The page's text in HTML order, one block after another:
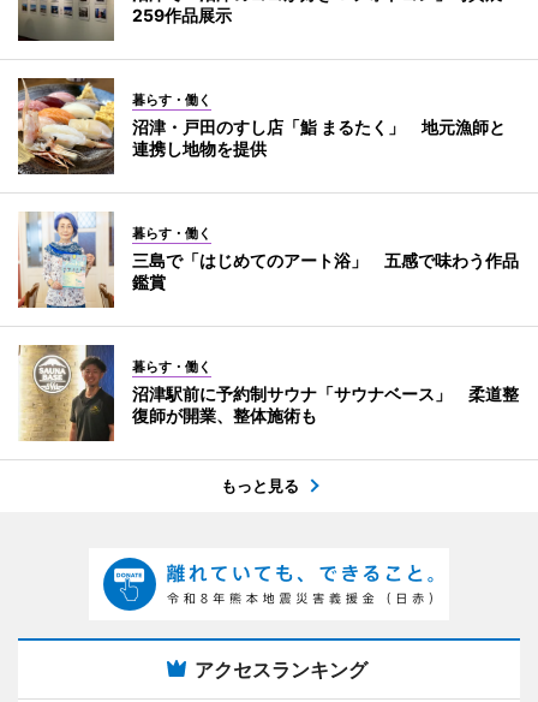
259作品展示
暮らす・働く
沼津・戸田のすし店「鮨 まるたく」 地元漁師と
連携し地物を提供
暮らす・働く
三島で「はじめてのアート浴」 五感で味わう作品
鑑賞
暮らす・働く
沼津駅前に予約制サウナ「サウナベース」 柔道整
復師が開業、整体施術も
もっと見る
アクセスランキング